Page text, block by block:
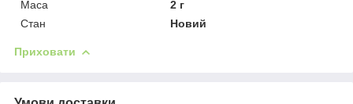
Маса
2 г
Стан
Новий
Приховати